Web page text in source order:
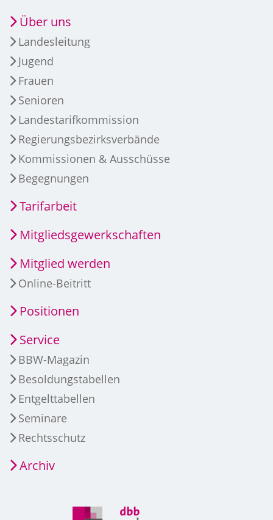
Über uns
Landesleitung
Jugend
Frauen
Senioren
Landestarifkommission
Regierungsbezirksverbände
Kommissionen & Ausschüsse
Begegnungen
Tarifarbeit
Mitgliedsgewerkschaften
Mitglied werden
Online-Beitritt
Positionen
Service
BBW-Magazin
Besoldungstabellen
Entgelttabellen
Seminare
Rechtsschutz
Archiv